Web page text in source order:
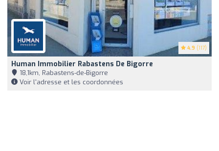
4.9 (117)
Human Immobilier Rabastens De Bigorre
18,1km, Rabastens-de-Bigorre
Voir l'adresse et les coordonnées